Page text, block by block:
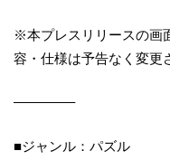
※本プレスリリースの画
容・仕様は予告なく変更
————–
■ジャンル：パズル